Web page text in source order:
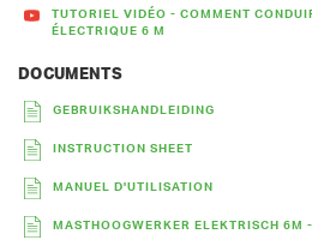
TUTORIEL VIDÉO - COMMENT
ÉLECTRIQUE 6 M
DOCUMENTS
GEBRUIKSHANDLEIDING
INSTRUCTION SHEET
MANUEL D'UTILISATION
MASTHOOGWERKER ELEKTRISCH 6M